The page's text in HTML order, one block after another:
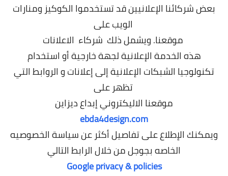
بعض شركائنا الإعلانيين قد تستخدموا الكوكيز ومنارات
هذه الخدمة الإعلانية لجهة خارجية أو استخدام
تكنولوجيا الشبكات الإعلانية إلى إعلانات و الروابط التي
تظهر على
موقعنا الاليكتروني إبداع ديزاين
ebda4design.com
ويمكنك الإطلاع على تفاصيل أكثر عن سياسة الخصوصيه
الخاصه بجوجل من خلال الرابط التالي
Google privacy & policies